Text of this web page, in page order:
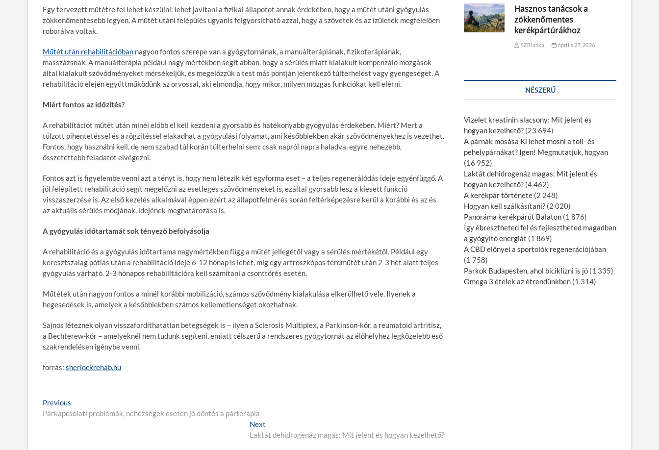
Egy tervezett műtétre fel lehet készülni: lehet javítani a fizikai állapotot annak érdekében, hogy a műtét utáni gyógyulás
zökkenőmentesebb legyen. A műtét utáni felépülés ugyanis felgyorsítható azzal, hogy a szövetek és az ízületek megfelelően
roborálva voltak.
Műtét után rehabilitációban nagyon fontos szerepe van a gyógytornának, a manuálterápiának, fizikoterápiának,
masszázsnak. A manuálterápia például nagy mértékben segít abban, hogy a sérülés miatt kialakult kompenzáló mozgások
által kialakult szövődményeket mérsékeljük, és megelőzzük a test más pontján jelentkező túlterhelést vagy gyengeséget. A
rehabilitáció elején együttműködünk az orvossal, aki elmondja, hogy mikor, milyen mozgás funkciókat kell elérni.
Miért fontos az időzítés?
A rehabilitációt műtét után minél előbb el kell kezdeni a gyorsabb és hatékonyabb gyógyulás érdekében. Miért? Mert a
túlzott pihentetéssel és a rögzítéssel elakadhat a gyógyulási folyamat, ami későbbiekben akár szövődményekhez is vezethet.
Fontos, hogy használni kell, de nem szabad túl korán túlterhelni sem: csak napról napra haladva, egyre nehezebb,
összetettebb feladatot elvégezni.
Fontos azt is figyelembe venni azt a tényt is, hogy nem létezik két egyforma eset – a teljes regenerálódás ideje egyénfüggő. A
jól felépített rehabilitáció segít megelőzni az esetleges szövődményeket is, ezáltal gyorsabb lesz a kiesett funkció
visszaszerzése is. Az első kezelés alkalmával éppen ezért az állapotfelmérés során feltérképezésre kerül a korábbi és az és
az aktuális sérülés módjának, idejének meghatározása is.
A gyógyulás időtartamát sok tényező befolyásolja
A rehabilitáció és a gyógyulás időtartama nagymértékben függ a műtét jellegétől vagy a sérülés mértékétől. Például egy
keresztszalag pótlás után a rehabilitáció ideje 6-12 hónap is lehet, míg egy artroszkópos térdműtét után 2-3 hét alatt teljes
gyógyulás várható. 2-3 hónapos rehabilitációra kell számítani a csonttörés esetén.
Műtétek után nagyon fontos a minél korábbi mobilizáció, számos szövődmény kialakulása elkerülhető vele. Ilyenek a
hegesedések is, amelyek a későbbiekben számos kellemetlenséget okozhatnak.
Sajnos léteznek olyan visszafordíthatatlan betegségek is – ilyen a Sclerosis Multiplex, a Parkinson-kór, a reumatoid artritisz,
a Bechterew-kór – amelyeknél nem tudunk segíteni, emiatt célszerű a rendszeres gyógytornát az élőhelyhez legközelebb eső
szakrendelésen igénybe venni.
forrás: sherlockrehab.hu
B
e
Previous
r
Párkapcsolati problémák, nehézségek esetén jó döntés a párterápia
Next
e
Laktát dehidrogenáz magas: Mit jelent és hogyan kezelhető?
Hasznos tanácsok a
zökkenőmentes
kerékpártúrákhoz
SZBlanka április 27, 2026
NÉSZERŰ
Vizelet kreatinin alacsony: Mit jelent és
hogyan kezelhető? (23 694)
A párnák mosása Ki lehet mosni a toll- és
pehelypárnákat? Igen! Megmutatjuk, hogyan
(16 952)
Laktát dehidrogenáz magas: Mit jelent és
hogyan kezelhető? (4 462)
A kerékpár története (2 248)
Hogyan kell szálkásítani? (2 020)
Panoráma kerékpárút Balaton (1 876)
Így ébresztheted fel és fejlesztheted magadban
a gyógyító energiát (1 869)
A CBD előnyei a sportolók regenerációjában
(1 758)
Parkok Budapesten, ahol biciklizni is jó (1 335)
Omega 3 ételek az étrendünkben (1 314)